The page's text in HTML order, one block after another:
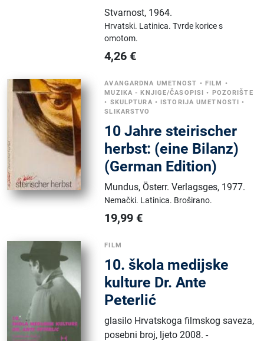
Stvarnost, 1964.
Hrvatski. Latinica.Tvrde korice s
omotom.
4,26 €
AVANGARDNA UMETNOST • FILM •
MUZIKA - KNJIGE/ČASOPISI • POZORIŠTE
• SKULPTURA • ISTORIJA UMETNOSTI •
SLIKARSTVO
10 Jahre steirischer
herbst: (eine Bilanz)
(German Edition)
Mundus, Österr. Verlagsges, 1977.
Nemački. Latinica. Broširano.
19,99 €
FILM
10. škola medijske
kulture Dr. Ante
Peterlić
glasilo Hrvatskoga filmskog saveza,
posebni broj, ljeto 2008. -